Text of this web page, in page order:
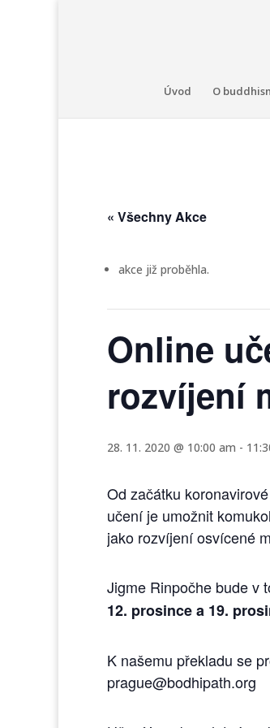
Úvod O
« Všechny Akce
akce již proběhla.
Online
rozvíjení
28. 11. 2020 @ 10:00 am -
Od začátku
učení je umožnit
jako rozvíjení osvícené
Jigme Rinpočhe bude v
12. prosince a 19.
K našemu překladu se
prague@bodhipath.org